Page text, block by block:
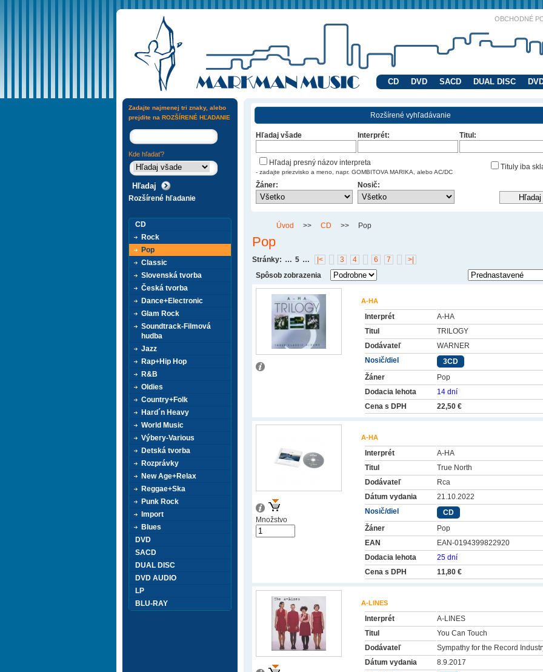
OBCHODNÉ
CD DVD SACD DUAL DISC
Rozšírené vyhľadávanie
Hľadaj všade Interprét: Titul:
Hľadaj presný názov interpreta
- zadajte priezvisko a meno, napr. GOMBITOVA MARIKA, alebo AC/DC
Tituly iba
Žáner: Nosič:
Úvod >> CD >> Pop
Pop
Stránky: |<
… 3 4
5 6 7
…
>|
Spôsob zobrazenia
A-HA
Interprét
A-HA
Titul
TRILOGY
Dodávateľ
WARNER
Nosič/diel
3CD
Žáner
Pop
Dodacia lehota
14 dní
Cena s DPH
22,50 €
A-HA
Interprét
A-HA
Titul
True North
Dodávateľ
Rca
Dátum vydania
21.10.2022
Nosič/diel
CD
Žáner
Pop
EAN
EAN-0194399822920
Dodacia lehota
25 dní
Cena s DPH
11,80 €
Množstvo
A-LINES
Interprét
A-LINES
Titul
You Can Touch
Dodávateľ
Sympathy for the Record
Dátum vydania
8.9.2017
Zadajte najmenej tri znaky, alebo
prejdite na ROZŠÍRENÉ HĽADANIE
Kde hľadať?
Rozšírené hľadanie
CD
Rock
Pop
Classic
Slovenská tvorba
Česká tvorba
Dance+Electronic
Glam Rock
Soundtrack-Filmová
hudba
Jazz
Rap+Hip Hop
R&B
Oldies
Country+Folk
Hard´n Heavy
World Music
Výbery-Various
Detská tvorba
Rozprávky
New Age+Relax
Reggae+Ska
Punk Rock
Import
Blues
DVD
SACD
DUAL DISC
DVD AUDIO
LP
BLU-RAY